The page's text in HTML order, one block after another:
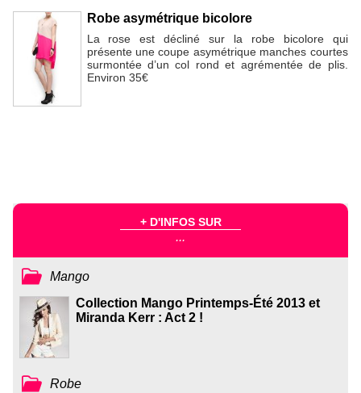
Robe asymétrique bicolore
La rose est décliné sur la robe bicolore qui
présente une coupe asymétrique manches courtes
surmontée d’un col rond et agrémentée de plis.
Environ 35€
+ D'INFOS SUR
...
Mango
Collection Mango Printemps-Été 2013 et
Miranda Kerr : Act 2 !
Robe